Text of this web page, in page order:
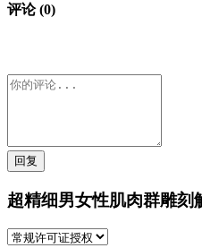
评论 (0)
回复
超精细男女性肌肉群雕刻